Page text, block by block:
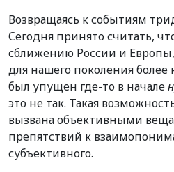
Возвращаясь к событиям
Сегодня принято считать,
сближению России и Европы,
для нашего поколения более
был упущен где-то в начале
это не так. Такая
вызвана объективными
препятствий к
субъективного.